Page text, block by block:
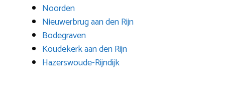
Noorden
Nieuwerbrug aan den Rijn
Bodegraven
Koudekerk aan den Rijn
Hazerswoude-Rijndijk